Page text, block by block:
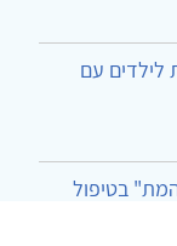
לילדים עם
בטיפול